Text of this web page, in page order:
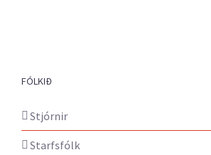
FÓLKIÐ
Stjórnir
Starfsfólk